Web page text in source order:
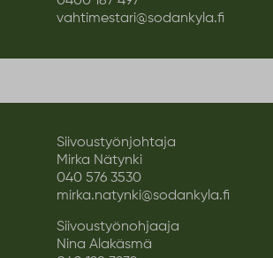
vahtimestari@sodankyla.fi
Siivoustyönjohtaja
Mirka Nätynki
040 576 3530
mirka.natynki@sodankyla.fi
Siivoustyönohjaaja
Nina Alakäsmä